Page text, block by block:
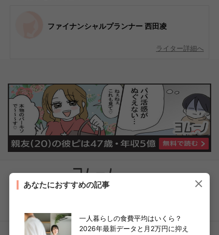
ファイナンシャルプランナー 西田凌
ライター詳細へ
あなたにおすすめの記事
一人暮らしの食費平均はいくら？
2026年最新データと月2万円に抑え